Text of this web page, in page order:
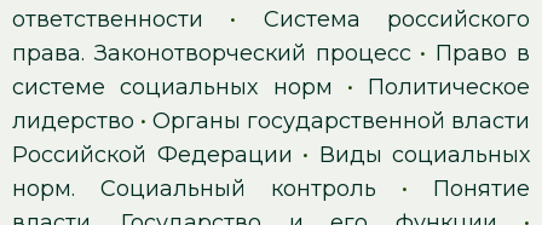
ответственности • Система российского
права. Законотворческий процесс • Право в
системе социальных норм • Политическое
лидерство • Органы государственной власти
Российской Федерации • Виды социальных
норм. Социальный контроль • Понятие